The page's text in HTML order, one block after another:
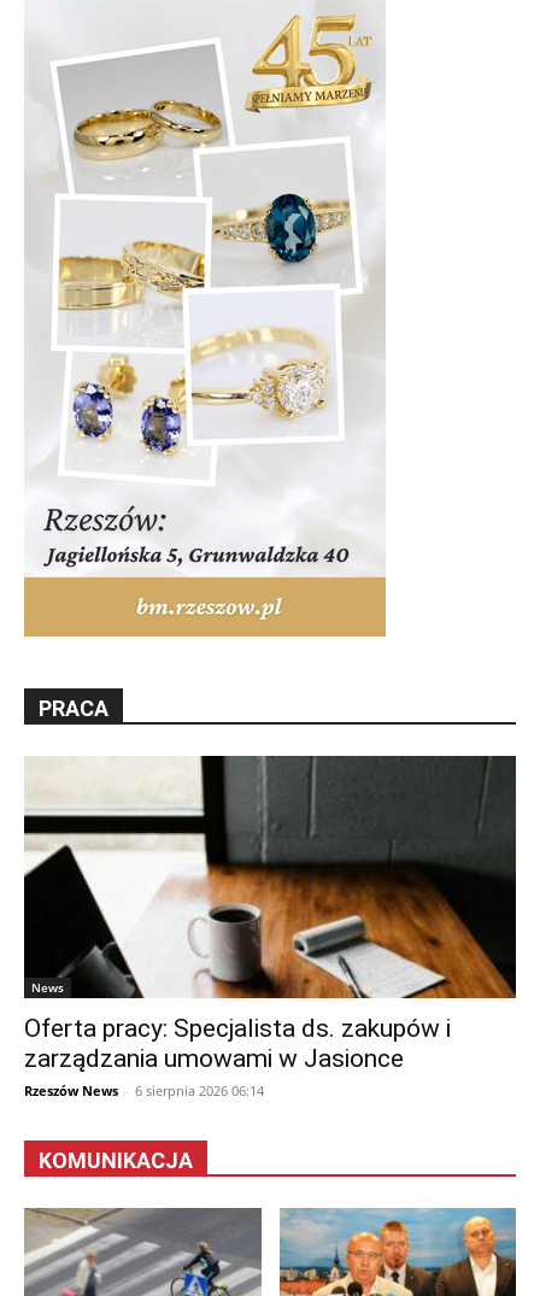
PRACA
News
Oferta pracy: Specjalista ds. zakupów i
zarządzania umowami w Jasionce
Rzeszów News - 6 sierpnia 2026 06:14
KOMUNIKACJA